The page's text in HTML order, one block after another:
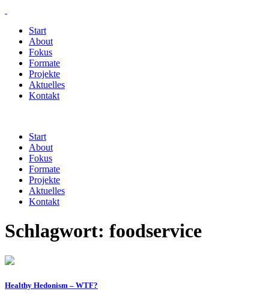
Start
About
Fokus
Formate
Projekte
Aktuelles
Kontakt
Start
About
Fokus
Formate
Projekte
Aktuelles
Kontakt
Schlagwort: foodservice
Healthy Hedonism – WTF?